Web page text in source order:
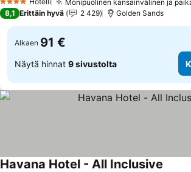
4 Tähtiluokitus Monipuolinen kansainvälinen ja
Katso hinnat
8,1 Erittäin hyvä 2 429 Golden Sands
Alkaen 91 €
Näytä hinnat 9 sivustolta
Havana Hotel - All Inclusive